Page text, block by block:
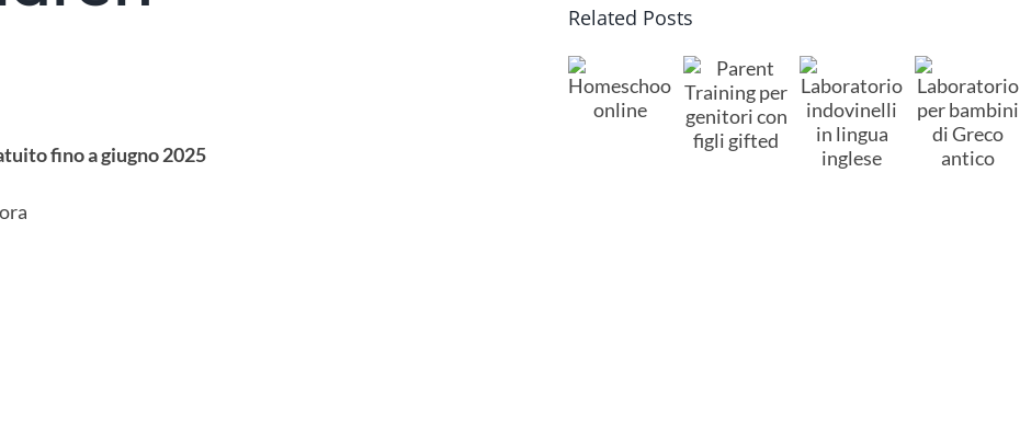
fino a giugno 2025
Related Posts
Homeschooling
Parent
per
genitori
Laboratorio
indovinelli
in
lingua
bambini
di
Greco
online